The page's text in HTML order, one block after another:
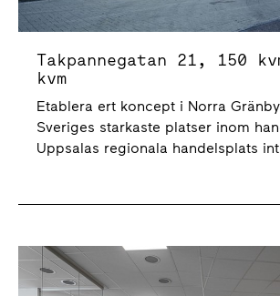
Takpannegatan 21, 150 kvm -
kvm
Etablera ert koncept i Norra
Sveriges starkaste platser inom
Uppsalas regionala handelsplats
Marknadsgatan 3